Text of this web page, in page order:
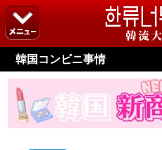
韓国コンビニ事情